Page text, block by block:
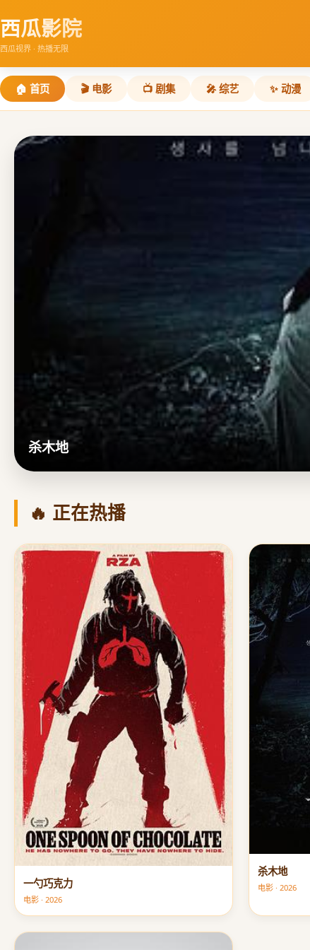
西瓜影院
西瓜视界 · 热播无限
🏠 首页 🎬 电影 📺 剧集 🎤 综艺 ✨ 动漫
杀木地
🔥 正在热播
一勺巧克力
电影 · 2026
杀木地
电影 · 2026